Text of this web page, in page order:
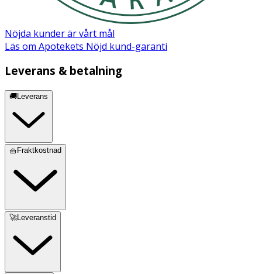
Nöjda kunder är vårt mål
Läs om Apotekets Nöjd kund-garanti
Leverans & betalning
🚚Leverans
🧺Fraktkostnad
🚀Leveranstid